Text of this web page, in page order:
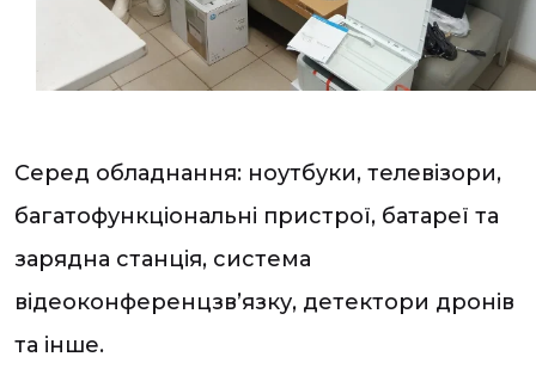
Серед обладнання: ноутбуки, телевізори,
багатофункціональні пристрої, батареї та
зарядна станція, система
відеоконференцзв’язку, детектори дронів
та інше.